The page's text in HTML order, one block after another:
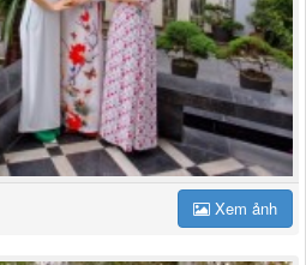
Xem ảnh